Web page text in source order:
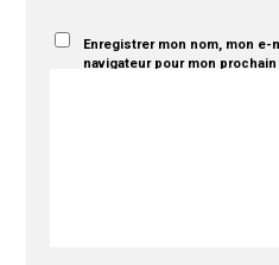
Enregistrer mon nom, mon
navigateur pour mon